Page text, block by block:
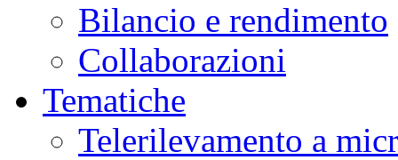
Bilancio e rendimento
Collaborazioni
Tematiche
Telerilevamento a